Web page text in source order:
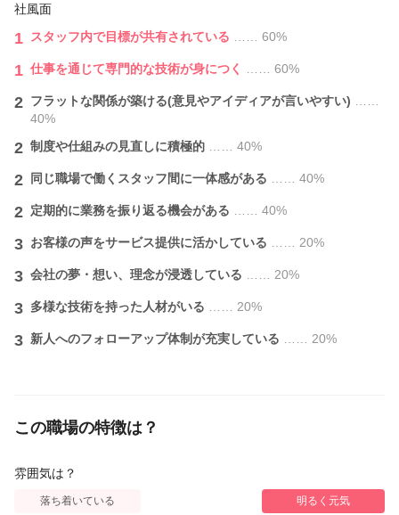
社風面
1 スタッフ内で目標が共有されている …… 60%
1 仕事を通じて専門的な技術が身につく …… 60%
2 フラットな関係が築ける(意見やアイディアが言いやすい)
40%
2 制度や仕組みの見直しに積極的 …… 40%
2 同じ職場で働くスタッフ間に一体感がある …… 40%
2 定期的に業務を振り返る機会がある …… 40%
3 お客様の声をサービス提供に活かしている …… 20%
3 会社の夢・想い、理念が浸透している …… 20%
3 多様な技術を持った人材がいる …… 20%
3 新人へのフォローアップ体制が充実している …… 20%
この職場の特徴は？
雰囲気は？
落ち着いている 明るく元気